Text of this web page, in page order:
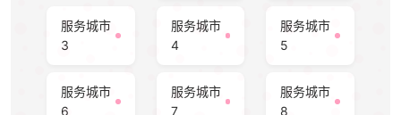
服务城市
3
服务城市
4
服务城市
5
服务城市
6
服务城市
7
服务城市
8